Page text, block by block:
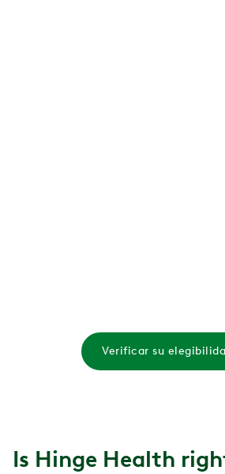
Verificar su
Is Hinge Health